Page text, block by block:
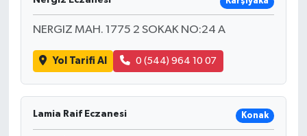
NERGIZ MAH. 1775 2 SOKAK NO:24 A
Yol Tarifi Al 0 (544) 964 10 07
Lamia Raif Eczanesi Konak